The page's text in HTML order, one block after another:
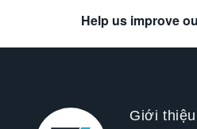
Help us improve
Giới